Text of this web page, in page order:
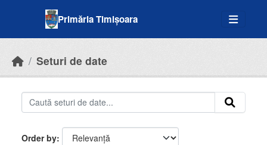
Primăria Timișoara
Seturi de date
Order by